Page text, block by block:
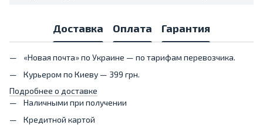
Доставка Оплата Гарантия
«Новая почта» по Украине — по тарифам перевозчика.
Курьером по Киеву — 399 грн.
Подробнее о доставке
Наличными при получении
Кредитной картой